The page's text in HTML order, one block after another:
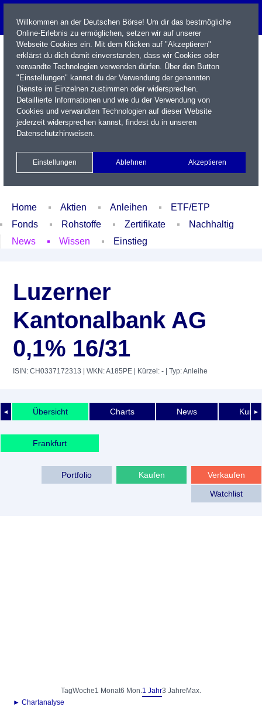
Name / WKN / ISIN / Kürzel
Xetra Realtime
Watchlist Portfolio Login
Home Aktien Anleihen
ETF/ETP
Fonds
Rohstoffe Zertifikate
Nachhaltig
News
Wissen Einstieg
Luzerner
Kantonalbank AG
0,1% 16/31
ISIN: CH0337172313 | WKN: A185PE | Kürzel: - | Typ: Anleihe
◄ ►
Übersicht Charts News
Frankfurt
Verkaufen
Kaufen
Portfolio
Watchlist
TagWoche1 Monat6 Mon.1 Jahr3 Jahre Max.
► Chartanalyse
Willkommen an der Deutschen Börse! Um dir das bestmögliche
Online-Erlebnis zu ermöglichen, setzen wir auf unserer
Webseite Cookies ein. Mit dem Klicken auf "Akzeptieren"
erklärst du dich damit einverstanden, dass wir Cookies oder
verwandte Technologien verwenden dürfen. Über den Button
"Einstellungen" kannst du der Verwendung der genannten
Dienste im Einzelnen zustimmen oder widersprechen.
Detaillierte Informationen und wie du der Verwendung von
Cookies und verwandten Technologien auf dieser Website
jederzeit widersprechen kannst, findest du in unseren
Datenschutzhinweisen.
Einstellungen Ablehnen Akzeptieren